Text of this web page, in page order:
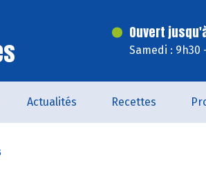
Ouvert
Samedi : 9h30
Actualités Recettes